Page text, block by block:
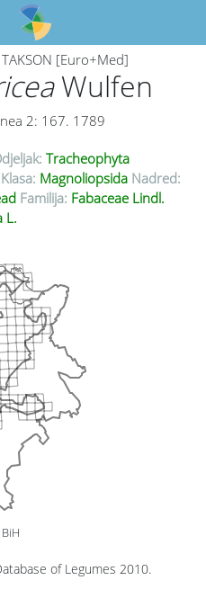
TAKSON [Euro+Med]
Wulfen
2: 167. 1789
Tracheophyta
Klasa: Magnoliopsida Nadred:
Familija: Fabaceae Lindl.
L.
of Legumes 2010.